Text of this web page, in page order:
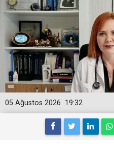
19:32
05 Ağustos 2026